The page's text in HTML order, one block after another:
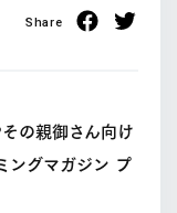
Share
の親御さん向け
ングマガジン プ